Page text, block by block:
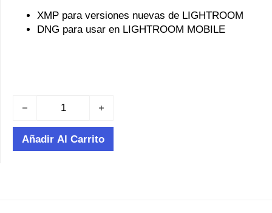
XMP para versiones nuevas de LIGHTROOM
DNG para usar en LIGHTROOM MOBILE
Copper - Lightroom Presets cantidad
Añadir Al Carrito